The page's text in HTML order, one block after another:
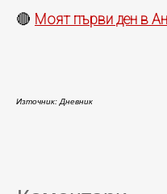
🔴 Моят първи ден в
Източник: Дневник